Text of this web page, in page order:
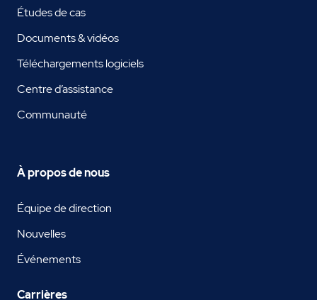
Études de cas
Documents & vidéos
Téléchargements logiciels
Centre d’assistance
Communauté
À propos de nous
Équipe de direction
Nouvelles
Événements
Carrières